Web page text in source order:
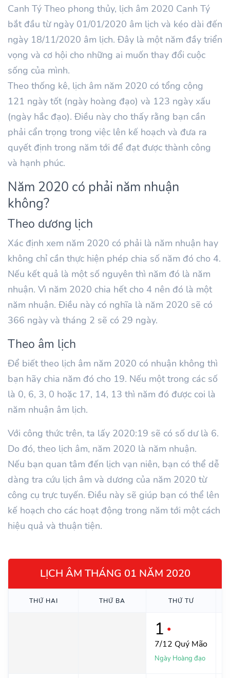
Canh Tý Theo phong thủy, lịch âm 2020 Canh Tý
bắt đầu từ ngày 01/01/2020 âm lịch và kéo dài đến
ngày 18/11/2020 âm lịch. Đây là một năm đầy triển
vọng và cơ hội cho những ai muốn thay đổi cuộc
sống của mình.
Theo thống kê, lịch âm năm 2020 có tổng cộng
121 ngày tốt (ngày hoàng đạo) và 123 ngày xấu
(ngày hắc đạo). Điều này cho thấy rằng bạn cần
phải cẩn trọng trong việc lên kế hoạch và đưa ra
quyết định trong năm tới để đạt được thành công
và hạnh phúc.
Năm 2020 có phải năm nhuận
không?
Theo dương lịch
Xác định xem năm 2020 có phải là năm nhuận hay
không chỉ cần thực hiện phép chia số năm đó cho 4.
Nếu kết quả là một số nguyên thì năm đó là năm
nhuận. Vì năm 2020 chia hết cho 4 nên đó là một
năm nhuận. Điều này có nghĩa là năm 2020 sẽ có
366 ngày và tháng 2 sẽ có 29 ngày.
Theo âm lịch
Để biết theo lịch âm năm 2020 có nhuận không thì
bạn hãy chia năm đó cho 19. Nếu một trong các số
là 0, 6, 3, 0 hoặc 17, 14, 13 thì năm đó được coi là
năm nhuận âm lịch.
Với công thức trên, ta lấy 2020:19 sẽ có số dư là 6.
Do đó, theo lịch âm, năm 2020 là năm nhuận.
Nếu bạn quan tâm đến lịch vạn niên, bạn có thể dễ
dàng tra cứu lịch âm và dương của năm 2020 từ
công cụ trực tuyến. Điều này sẽ giúp bạn có thể lên
kế hoạch cho các hoạt động trong năm tới một cách
hiệu quả và thuận tiện.
LỊCH ÂM THÁNG 01 NĂM 2020
THỨHAI THỨ BA THỨTƯ
1 ●
7/12 Quý Mão
Ngày Hoàng đạo